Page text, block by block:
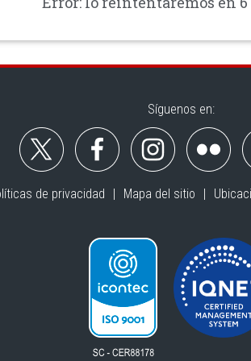
Síguenos en:
de privacidad Mapa del sitio